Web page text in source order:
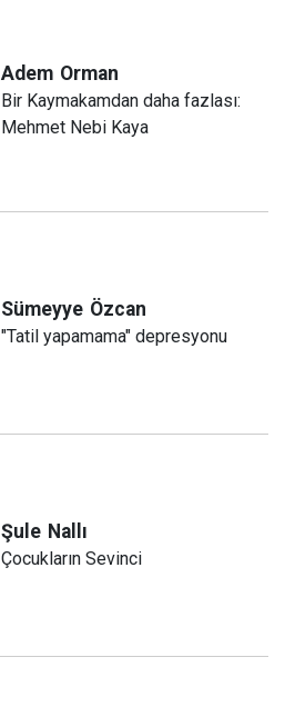
Adem Orman
Bir Kaymakamdan daha fazlası:
Mehmet Nebi Kaya
Sümeyye Özcan
"Tatil yapamama" depresyonu
Şule Nallı
Çocukların Sevinci